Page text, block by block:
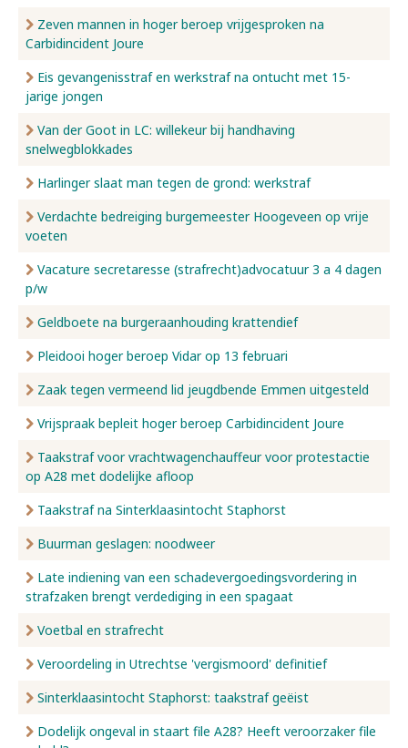
Zeven mannen in hoger beroep vrijgesproken na
Carbidincident Joure
Eis gevangenisstraf en werkstraf na ontucht met 15-
jarige jongen
Van der Goot in LC: willekeur bij handhaving
snelwegblokkades
Harlinger slaat man tegen de grond: werkstraf
Verdachte bedreiging burgemeester Hoogeveen op vrije
voeten
Vacature secretaresse (strafrecht)advocatuur 3 a 4 dagen
p/w
Geldboete na burgeraanhouding krattendief
Pleidooi hoger beroep Vidar op 13 februari
Zaak tegen vermeend lid jeugdbende Emmen uitgesteld
Vrijspraak bepleit hoger beroep Carbidincident Joure
Taakstraf voor vrachtwagenchauffeur voor protestactie
op A28 met dodelijke afloop
Taakstraf na Sinterklaasintocht Staphorst
Buurman geslagen: noodweer
Late indiening van een schadevergoedingsvordering in
strafzaken brengt verdediging in een spagaat
Voetbal en strafrecht
Veroordeling in Utrechtse 'vergismoord' definitief
Sinterklaasintocht Staphorst: taakstraf geëist
Dodelijk ongeval in staart file A28? Heeft veroorzaker file